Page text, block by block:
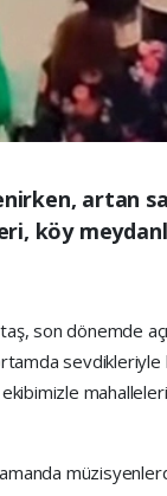
artan
köy
son dönemde